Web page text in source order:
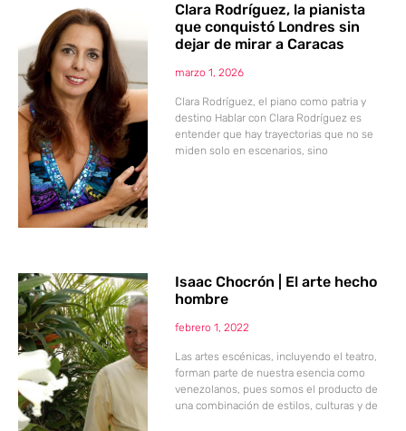
Clara Rodríguez, la pianista
que conquistó Londres sin
dejar de mirar a Caracas
marzo 1, 2026
Clara Rodríguez, el piano como patria y
destino Hablar con Clara Rodríguez es
entender que hay trayectorias que no se
miden solo en escenarios, sino
Isaac Chocrón | El arte hecho
hombre
febrero 1, 2022
Las artes escénicas, incluyendo el teatro,
forman parte de nuestra esencia como
venezolanos, pues somos el producto de
una combinación de estilos, culturas y de